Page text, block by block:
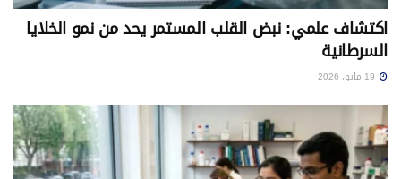
اكتشاف علمي: نبض القلب المستمر يحد من نمو الخلايا
السرطانية